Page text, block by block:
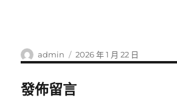
作
者
admin
發
佈
2026 年 1 月 22 日
發佈留言